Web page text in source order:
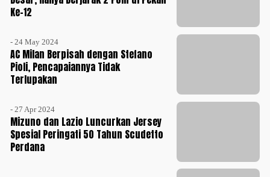
Ke-12
- 24 May 2024
AC Milan Berpisah dengan Stefano
Pioli, Pencapaiannya Tidak
Terlupakan
- 27 Apr 2024
Mizuno dan Lazio Luncurkan Jersey
Spesial Peringati 50 Tahun Scudetto
Perdana